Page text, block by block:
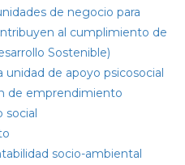
de negocio para
al cumplimiento de
Sostenible)
de apoyo psicosocial
de emprendimiento
social
socio-ambiental